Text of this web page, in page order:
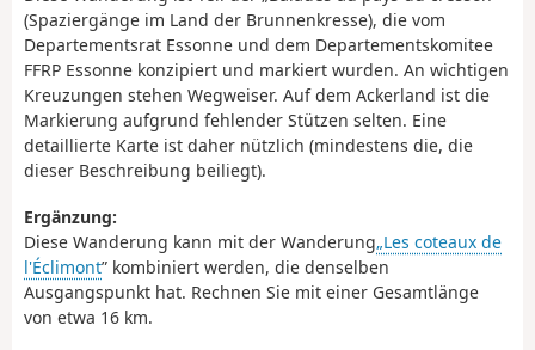
(Spaziergänge im Land der Brunnenkresse), die vom
Departementsrat Essonne und dem Departementskomitee
FFRP Essonne konzipiert und markiert wurden. An wichtigen
Kreuzungen stehen Wegweiser. Auf dem Ackerland ist die
Markierung aufgrund fehlender Stützen selten. Eine
detaillierte Karte ist daher nützlich (mindestens die, die
dieser Beschreibung beiliegt).
Ergänzung:
Diese Wanderung kann mit der Wanderung„Les coteaux de
l'Éclimont” kombiniert werden, die denselben
Ausgangspunkt hat. Rechnen Sie mit einer Gesamtlänge
von etwa 16 km.